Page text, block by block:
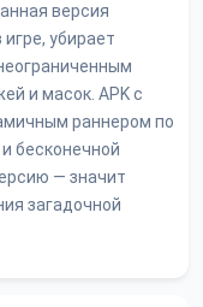
версия
убирает
и масок. APK с
раннером по
бесконечной
— значит
загадочной